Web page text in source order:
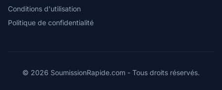
Conditions d'utilisation
Politique de confidentialité
© 2026 SoumissionRapide.com - Tous droits réservés.